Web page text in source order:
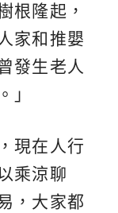
根隆起，
家和推嬰
發生老人
」
現在人行
乘涼聊
，大家都